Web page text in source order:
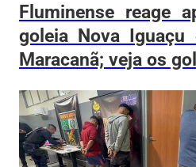
Fluminense reage
goleia Nova
Maracanã; veja os